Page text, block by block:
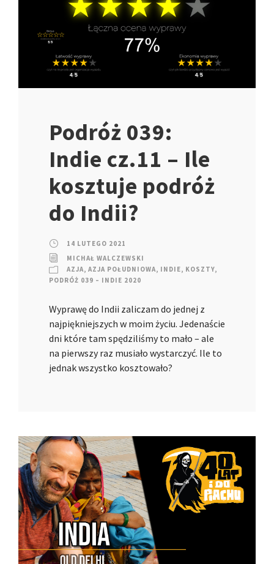
Podróż 039:
Indie cz.11 – Ile
kosztuje podróż
do Indii?
14 LUTEGO 2021
MICHAŁ WALCZEWSKI
AZJA, AZJA POŁUDNIOWA, INDIE, KOSZTY,
PODRÓŻ 039 – INDIE 2020
Wyprawę do Indii zaliczam do jednej z
najpiękniejszych w moim życiu. Jedenaście
dni które tam spędziliśmy to mało – ale
na pierwszy raz musiało wystarczyć. Ile to
jednak wszystko kosztowało?